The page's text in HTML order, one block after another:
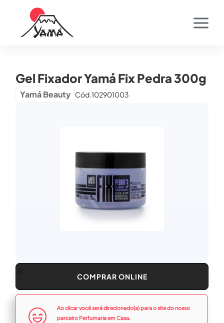
Gel Fixador Yamá Fix Pedra 300g
Yamá Beauty Cód.102901003
COMPRAR ONLINE
Ao clicar você será direcionado(a) para o site do nosso
parceiro Perfumaria em Casa.